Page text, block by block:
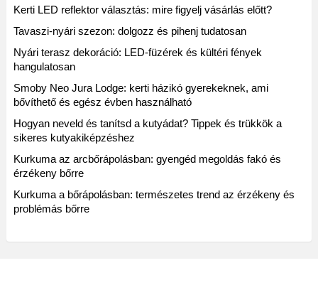
Kerti LED reflektor választás: mire figyelj vásárlás előtt?
Tavaszi-nyári szezon: dolgozz és pihenj tudatosan
Nyári terasz dekoráció: LED-füzérek és kültéri fények
hangulatosan
Smoby Neo Jura Lodge: kerti házikó gyerekeknek, ami
bővíthető és egész évben használható
Hogyan neveld és tanítsd a kutyádat? Tippek és trükkök a
sikeres kutyakiképzéshez
Kurkuma az arcbőrápolásban: gyengéd megoldás fakó és
érzékeny bőrre
Kurkuma a bőrápolásban: természetes trend az érzékeny és
problémás bőrre